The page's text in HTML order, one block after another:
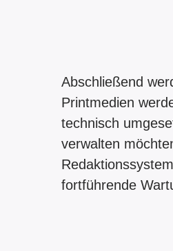
Abschließend
Printmedien
technisch
verwalten
fortführende